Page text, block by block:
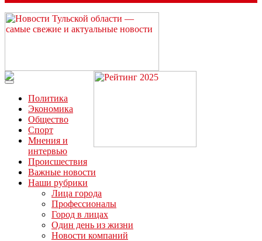
Читайте последние новости дня в Тульской области на сайте
“ЗаНовомосковск”
Политика
Экономика
Общество
Спорт
Мнения и
интервью
Происшествия
Важные новости
Наши рубрики
Лица города
Профессионалы
Город в лицах
Один день из жизни
Новости компаний